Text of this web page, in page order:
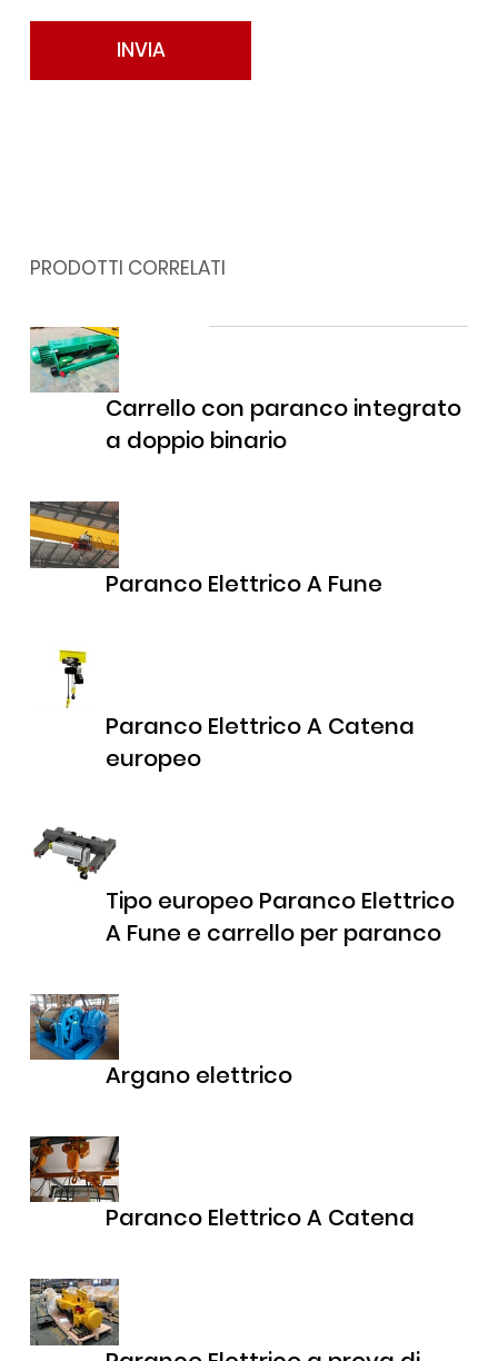
PRODOTTI CORRELATI
Carrello con paranco integrato
a doppio binario
Paranco Elettrico A Fune
Paranco Elettrico A Catena
europeo
Tipo europeo Paranco Elettrico
A Fune e carrello per paranco
Argano elettrico
Paranco Elettrico A Catena